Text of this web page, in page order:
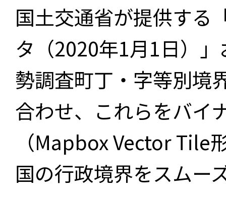
国土交通省が提供する
タ（2020年1月1日）
勢調査町丁・字等別境
合わせ、これらをバイ
（Mapbox Vector Tile
国の行政境界をスムー